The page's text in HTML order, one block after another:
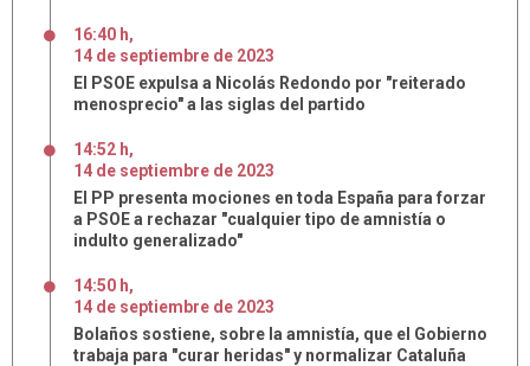
16:40 h,
14 de septiembre de 2023
El PSOE expulsa a Nicolás Redondo por "reiterado
menosprecio" a las siglas del partido
14:52 h,
14 de septiembre de 2023
El PP presenta mociones en toda España para forzar
a PSOE a rechazar "cualquier tipo de amnistía o
indulto generalizado"
14:50 h,
14 de septiembre de 2023
Bolaños sostiene, sobre la amnistía, que el Gobierno
trabaja para "curar heridas" y normalizar Cataluña